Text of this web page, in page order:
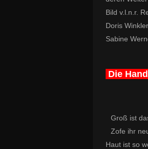
Bild v.l.n.r.
Doris
Sabine
Die
Groß ist
Zofe ihr
Haut ist so